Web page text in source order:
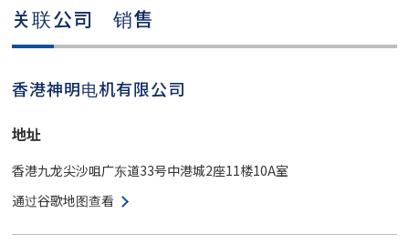
关联公司 销售
香港神明电机有限公司
地址
香港九龙尖沙咀广东道33号中港城2座11楼10A室
通过谷歌地图查看